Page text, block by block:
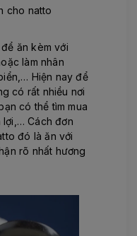
ăn kèm với
làm nhân
Hiện nay để
có rất nhiều nơi
có thể tìm mua
lợi,… Cách đơn
đó là ăn với
rõ nhất hương